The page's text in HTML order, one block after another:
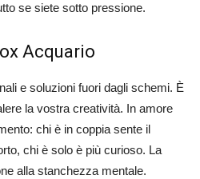
se siete sotto pressione.
Acquario
e soluzioni fuori dagli schemi. È
la vostra creatività. In amore
chi è in coppia sente il
chi è solo è più curioso. La
alla stanchezza mentale.